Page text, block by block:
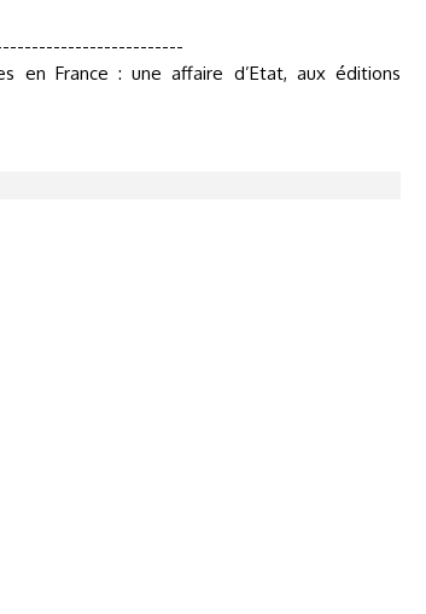
en France : une affaire d’Etat, aux éditions